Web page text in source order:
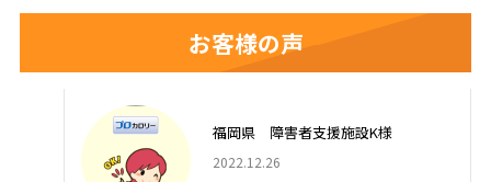
お客様の声
福岡県 障害者支援施設K様
2022.12.26